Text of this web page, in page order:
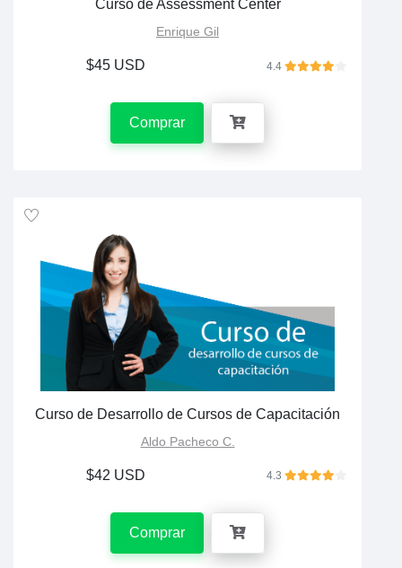
Curso de Assessment Center
Enrique Gil
$45 USD 4.4
Comprar
Curso de Desarrollo de Cursos de Capacitación
Aldo Pacheco C.
$42 USD 4.3
Comprar